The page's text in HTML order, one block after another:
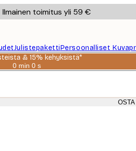
Ilmainen toimitus yli 59 €
JulistepakettiPersoonalliset
& 15% kehyksistä*
0 min 0 s
Voimassa
06